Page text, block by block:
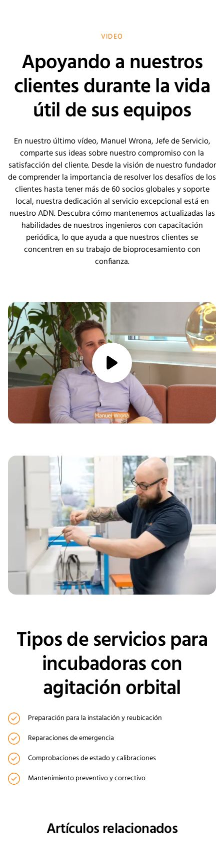
VIDEO
Apoyando a nuestros
clientes durante la vida
útil de sus equipos
En nuestro último vídeo, Manuel Wrona, Jefe de Servicio,
comparte sus ideas sobre nuestro compromiso con la
satisfacción del cliente. Desde la visión de nuestro fundador
de comprender la importancia de resolver los desafíos de los
clientes hasta tener más de 60 socios globales y soporte
local, nuestra dedicación al servicio excepcional está en
nuestro ADN. Descubra cómo mantenemos actualizadas las
habilidades de nuestros ingenieros con capacitación
periódica, lo que ayuda a que nuestros clientes se
concentren en su trabajo de bioprocesamiento con
confianza.
media/play
Tipos de servicios para
incubadoras con
agitación orbital
Preparación para la instalación y reubicación
Reparaciones de emergencia
Comprobaciones de estado y calibraciones
Mantenimiento preventivo y correctivo
Artículos relacionados